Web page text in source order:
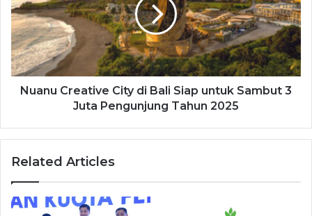
Nuanu Creative City di Bali Siap untuk Sambut 3
Juta Pengunjung Tahun 2025
Related Articles